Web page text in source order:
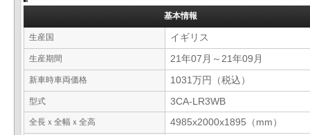
基本情報
生産国 イギリス
生産期間 21年07月～21年09月
新車時車両価格 1031万円（税込）
型式 3CA-LR3WB
全長ｘ全幅ｘ全高 4985x2000x1895（mm）